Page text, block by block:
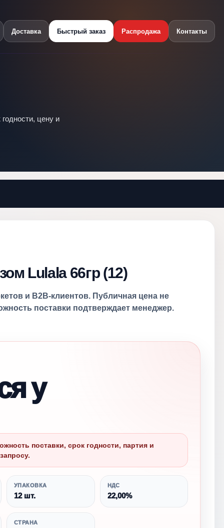
Доставка Быстрый заказ Распродажа Контакты
цену и
Lulala 66гр (12)
и B2B-клиентов. Публичная цена не
поставки подтверждает менеджер.
у
поставки, срок годности, партия и
УПАКОВКА
12 шт.
НДС
22,00%
СТРАНА